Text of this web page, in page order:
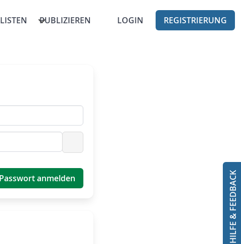
PUBLIZIEREN LOGIN REGISTRIERUNG
HILFE & FEEDBACK
Passwort anzeigen
anmelden